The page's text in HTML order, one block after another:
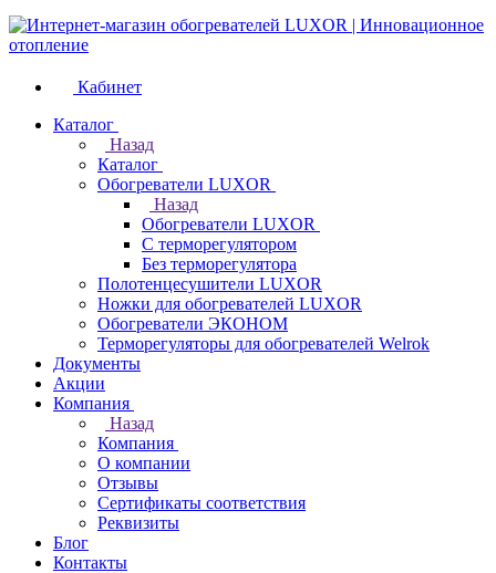
Кабинет
Каталог
Назад
Каталог
Обогреватели LUXOR
Назад
Обогреватели LUXOR
С терморегулятором
Без терморегулятора
Полотенцесушители LUXOR
Ножки для обогревателей LUXOR
Обогреватели ЭКОНОМ
Терморегуляторы для обогревателей Welrok
Документы
Акции
Компания
Назад
Компания
О компании
Отзывы
Сертификаты соответствия
Реквизиты
Блог
Контакты